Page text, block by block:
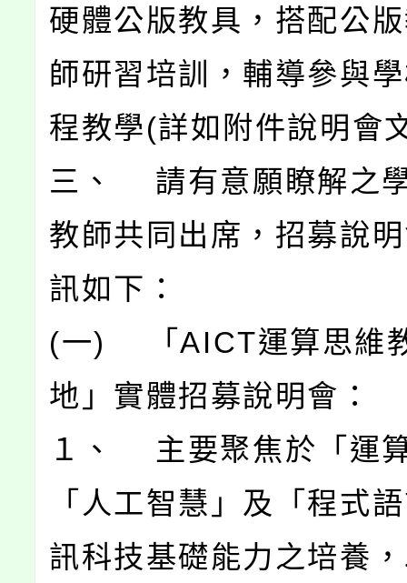
硬體公版教具，搭配公
師研習培訓，輔導參與
程教學(詳如附件說明會
三、 請有意願瞭解之
教師共同出席，招募說
訊如下：
(一) 「AICT運算思維
地」實體招募說明會：
１、 主要聚焦於「運
「人工智慧」及「程式
訊科技基礎能力之培養